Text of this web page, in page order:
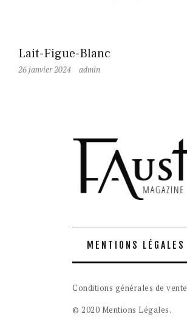
Lait-Figue-Blanc
26 janvier 2024 admin
MENTIONS LÉGALES
Conditions générales de vente
© 2020 Mentions Légales.